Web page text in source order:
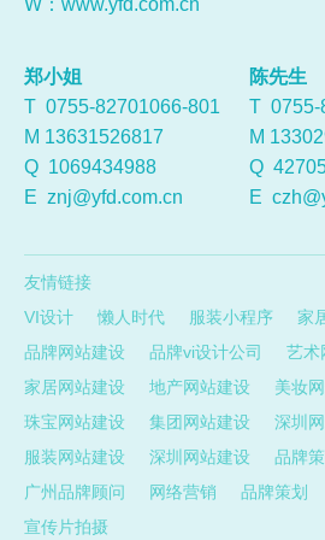
W： www.yfd.com.cn
郑小姐
T 0755-82701066-801
M 13631526817
Q 1069434988
E znj@yfd.com.cn
陈先生
T 0755-
M
Q
E
友情链接
VI设计
懒人时代 服装小程序
家
品牌网站建设
品牌vi设计公司
艺术
家居网站建设
地产网站建设
美妆
珠宝网站建设
集团网站建设
深圳
服装网站建设
深圳网站建设
品牌
广州品牌顾问
网络营销 品牌策划
宣传片拍摄